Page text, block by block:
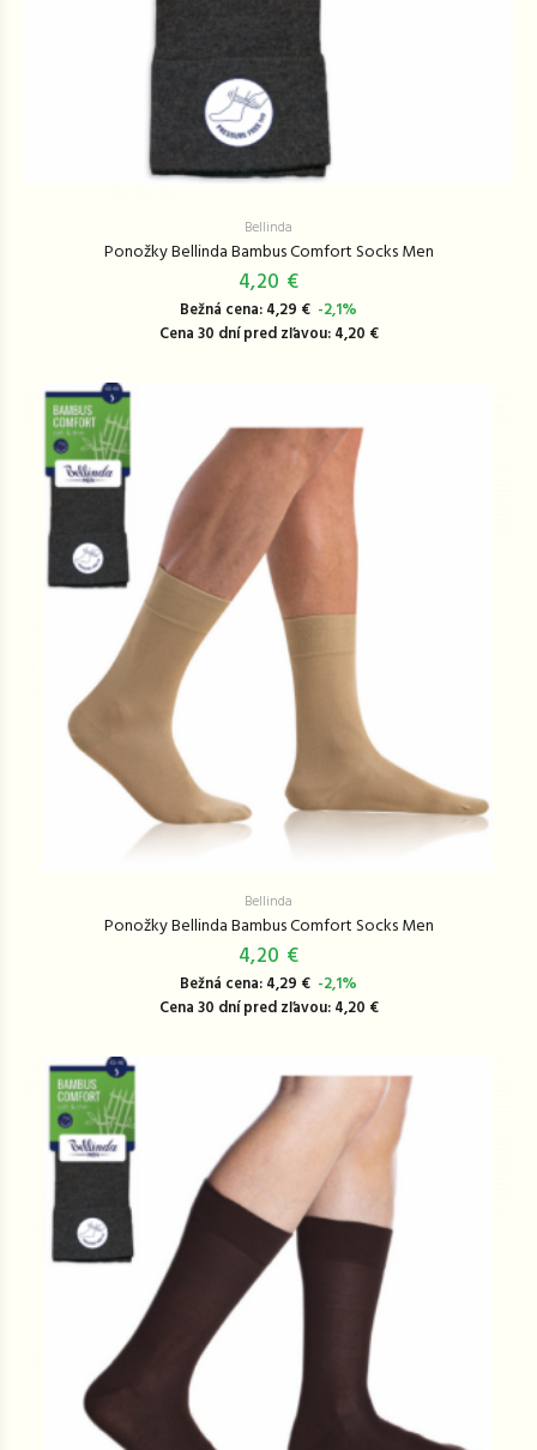
Bellinda
Ponožky Bellinda Bambus Comfort Socks Men
4,20 €
Bežná cena: 4,29 € -2,1%
Cena 30 dní pred zľavou: 4,20 €
Bellinda
Ponožky Bellinda Bambus Comfort Socks Men
4,20 €
Bežná cena: 4,29 € -2,1%
Cena 30 dní pred zľavou: 4,20 €